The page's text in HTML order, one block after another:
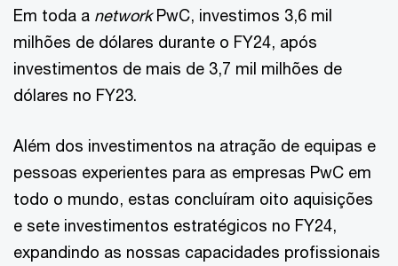
Em toda a networkPwC, investimos 3,6 mil
milhões de dólares durante o FY24, após
investimentos de mais de 3,7 mil milhões de
dólares no FY23.
Além dos investimentos na atração de equipas e
pessoas experientes para as empresas PwC em
todo o mundo, estas concluíram oito aquisições
e sete investimentos estratégicos no FY24,
expandindo as nossas capacidades profissionais